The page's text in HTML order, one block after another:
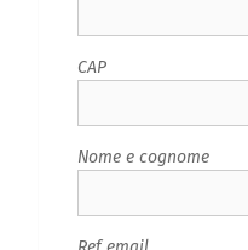
CAP
Nome e cognome